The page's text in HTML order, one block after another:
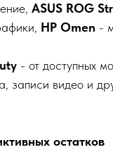
ASUS ROG
HP Omen -
- от доступных
записи видео и
остатков